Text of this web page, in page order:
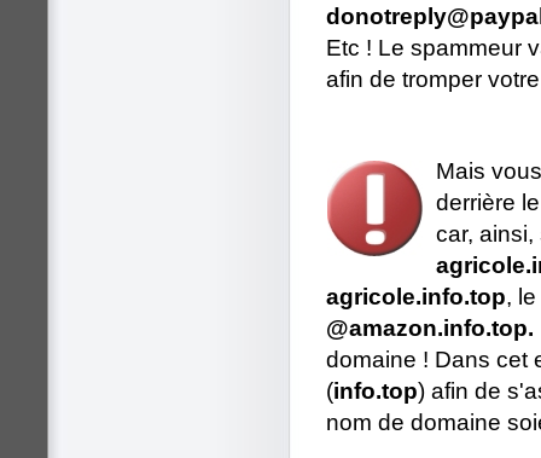
Etc ! Le spammeur
afin de tromper
Mais
derrière
car,
agricole.info.top,
@amazon.info.top.
domaine ! Dans cet
(info.top) afin de
nom de domaine